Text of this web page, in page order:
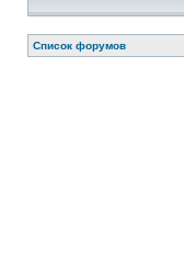
Список форумов